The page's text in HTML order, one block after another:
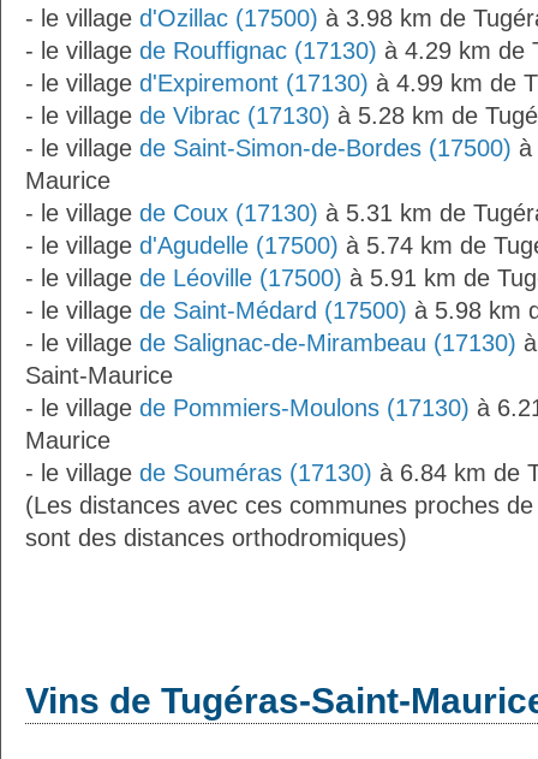
- le village d'Ozillac (17500) à 3.98 km de
- le village de Rouffignac (17130) à 4.29 km de
- le village d'Expiremont (17130) à 4.99 km de
- le village de Vibrac (17130) à 5.28 km de
- le village de Saint-Simon-de-Bordes (17500) à
Maurice
- le village de Coux (17130) à 5.31 km de
- le village d'Agudelle (17500) à 5.74 km de
- le village de Léoville (17500) à 5.91 km de
- le village de Saint-Médard (17500) à 5.98 km
- le village de Salignac-de-Mirambeau (17130)
Saint-Maurice
- le village de Pommiers-Moulons (17130) à
Maurice
- le village de Souméras (17130) à 6.84 km de
(Les distances avec ces communes proches
sont des distances orthodromiques)
Vins de Tugéras-Saint-